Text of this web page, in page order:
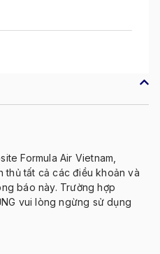
Formula Air Vietnam,
thủ tất cả cácđiều khoản và
báo này. Trường hợp
vui lòng ngừng sử dụng